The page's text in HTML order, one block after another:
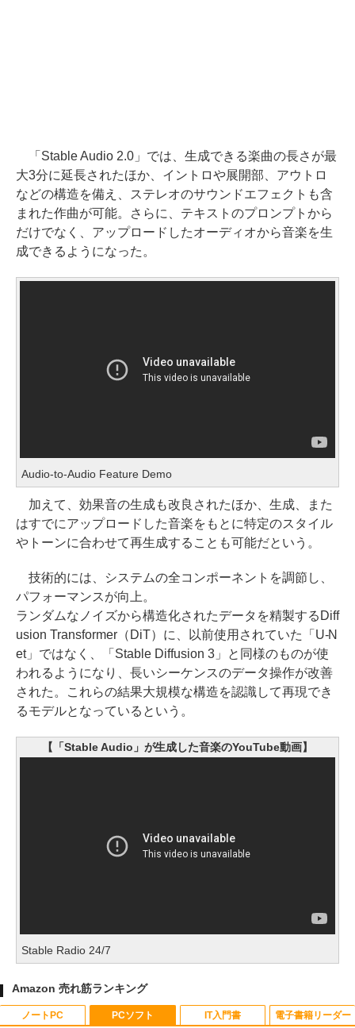
「Stable Audio 2.0」では、生成できる楽曲の長さが最
大3分に延長されたほか、イントロや展開部、アウトロ
などの構造を備え、ステレオのサウンドエフェクトも含
まれた作曲が可能。さらに、テキストのプロンプトから
だけでなく、アップロードしたオーディオから音楽を生
成できるようになった。
Audio-to-Audio Feature Demo
加えて、効果音の生成も改良されたほか、生成、また
はすでにアップロードした音楽をもとに特定のスタイル
やトーンに合わせて再生成することも可能だという。
技術的には、システムの全コンポーネントを調節し、
パフォーマンスが向上。
ランダムなノイズから構造化されたデータを精製するDiff
usion Transformer（DiT）に、以前使用されていた「U-N
et」ではなく、「Stable Diffusion 3」と同様のものが使
われるようになり、長いシーケンスのデータ操作が改善
された。これらの結果大規模な構造を認識して再現でき
るモデルとなっているという。
【「Stable Audio」が生成した音楽のYouTube動画】
Stable Radio 24/7
Amazon 売れ筋ランキング
ノートPC PCソフト IT入門書 電子書籍リーダー